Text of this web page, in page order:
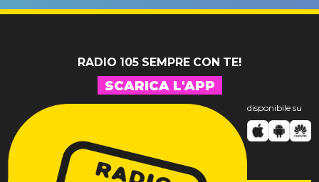
RADIO 105 SEMPRE CON TE!
SCARICA L'APP
disponibile su